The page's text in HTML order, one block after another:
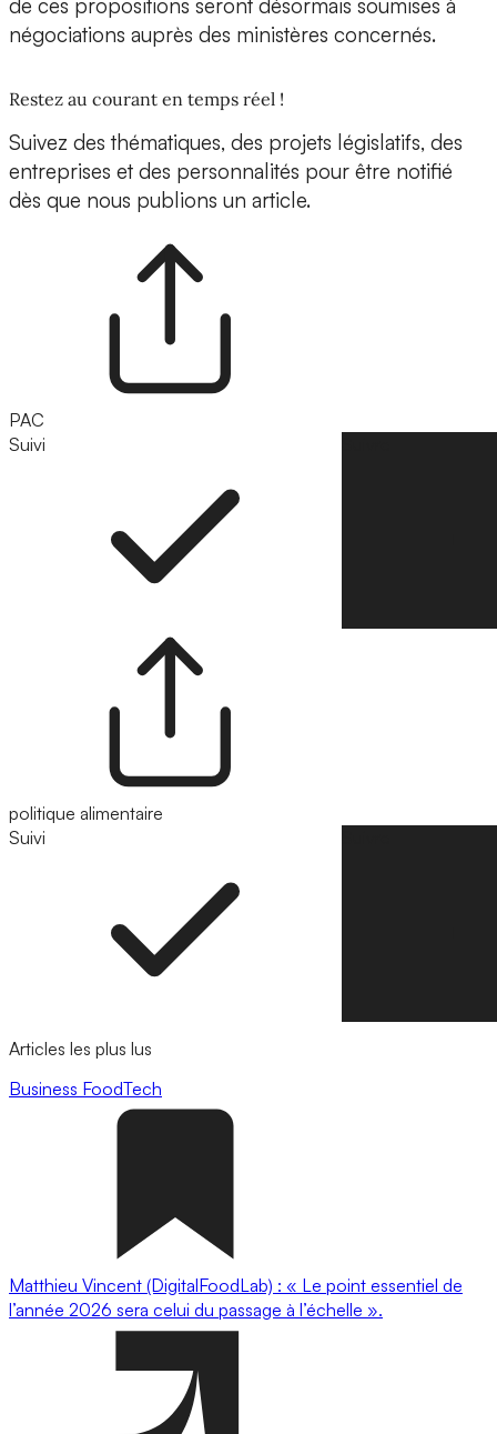
de ces propositions seront désormais soumises à
négociations auprès des ministères concernés.
Restez au courant en temps réel !
Suivez des thématiques, des projets législatifs, des
entreprises et des personnalités pour être notifié
dès que nous publions un article.
PAC
Suivi
politique alimentaire
Suivi
Articles les plus lus
Business FoodTech
Matthieu Vincent (DigitalFoodLab) : « Le point essentiel de
l’année 2026 sera celui du passage à l’échelle ».